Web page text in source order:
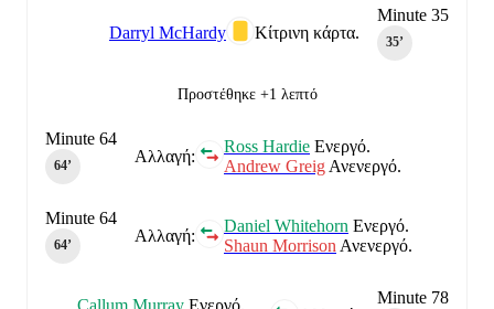
Minute 35
35‎’‎
Κίτρινη κάρτα.
Darryl McHardy
Προστέθηκε +1 λεπτό
Αλλαγή:
Ross Hardie Ενεργό.
Andrew Greig Ανενεργό.
Minute 64
64‎’‎
Αλλαγή:
Daniel Whitehorn Ενεργό.
Shaun Morrison Ανενεργό.
Minute 64
64‎’‎
Minute 78
Callum Murray Ενεργό.